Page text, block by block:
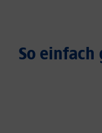
So einfach